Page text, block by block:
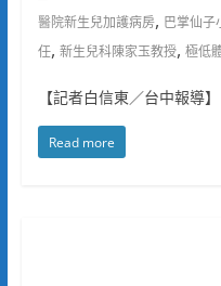
醫院新生兒加護病房, 巴掌仙子
任, 新生兒科陳家玉教授, 極低
【記者白信東／台中報導
Read more